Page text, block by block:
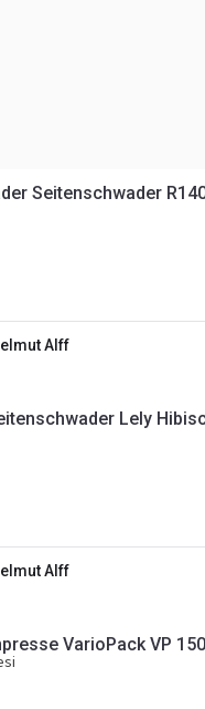
Seitenschwader
Alff
Lely
Alff
VarioPack VP